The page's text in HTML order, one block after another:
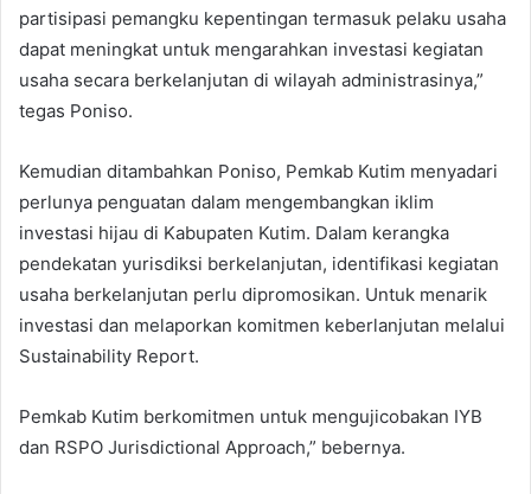
partisipasi pemangku kepentingan termasuk pelaku usaha
dapat meningkat untuk mengarahkan investasi kegiatan
usaha secara berkelanjutan di wilayah administrasinya,”
tegas Poniso.
Kemudian ditambahkan Poniso, Pemkab Kutim menyadari
perlunya penguatan dalam mengembangkan iklim
investasi hijau di Kabupaten Kutim. Dalam kerangka
pendekatan yurisdiksi berkelanjutan, identifikasi kegiatan
usaha berkelanjutan perlu dipromosikan. Untuk menarik
investasi dan melaporkan komitmen keberlanjutan melalui
Sustainability Report.
Pemkab Kutim berkomitmen untuk mengujicobakan IYB
dan RSPO Jurisdictional Approach,” bebernya.